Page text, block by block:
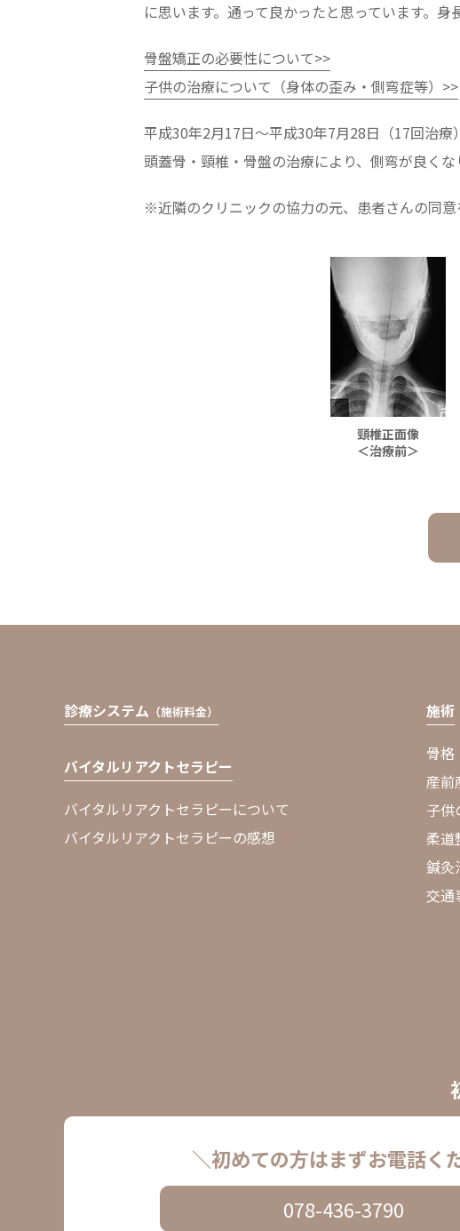
に思います。通って良かったと思っています。
骨盤矯正の必要性について>>
子供の治療について（身体の歪み・側弯症等）>>
平成30年2月17日～平成30年7月28日（17回治療）
頭蓋骨・頸椎・骨盤の治療により、側弯が良く
※近隣のクリニックの協力の元、患者さんの同意
頸椎正面像
＜治療前＞
診療システム （施術料金）
バイタルリアクトセラピー
バイタルリアクトセラピーについて
バイタルリアクトセラピーの感想
施術
骨格
産前
子供
柔道
鍼灸
交通
＼初めての方はまずお電話く
078-436-3790